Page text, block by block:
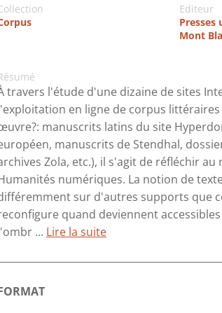
Editeur
Presses
Mont
travers l'étude d'une dizaine de sites
en ligne de corpus
manuscrits latins du site
manuscrits de Stendhal,
Zola, etc.), il s'agit de réfléchir
numériques. La notion de
sur d'autres supports que
quand deviennent
... Lire la suite